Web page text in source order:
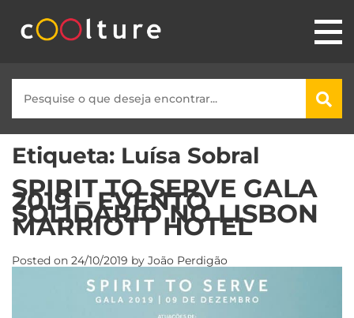
Etiqueta: Luísa Sobral
SPIRIT TO SERVE GALA
2019 – EVENTO
SOLIDÁRIO NO LISBON
MARRIOTT HOTEL
Posted on 24/10/2019 by João Perdigão